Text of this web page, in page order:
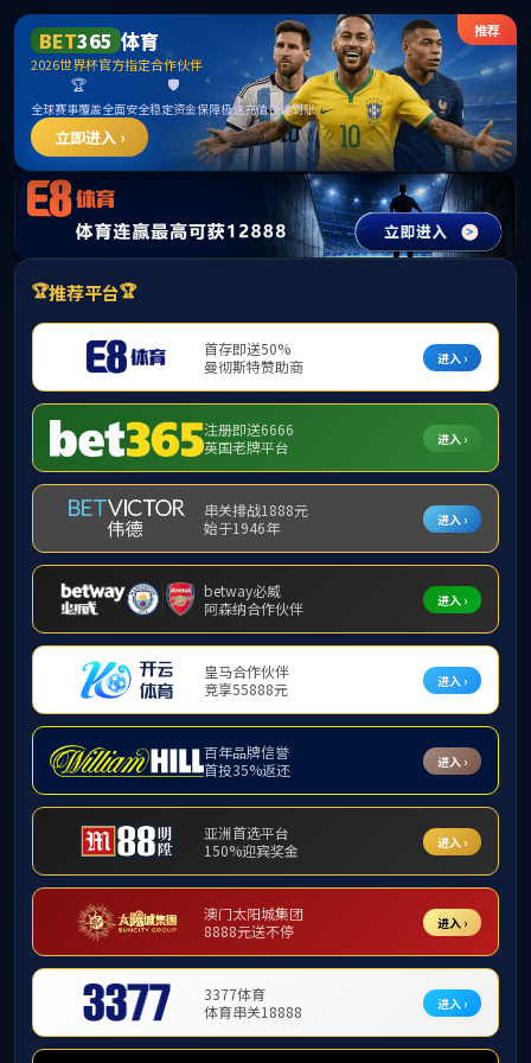
365英国上市公司(CHN-VIP认证)官网|Official
Website
提示：访问地址无效，allen-bradley-1398-ddm-020x找不到对应的栏
目！
首页